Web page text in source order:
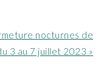
nocturnes de
3 au 7 juillet 2023 »